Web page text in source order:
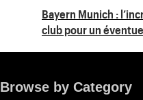
Navigation
de
Bayern Munich :
club pour un
Browse by Category